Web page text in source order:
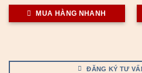
MUA HÀNG NHANH
ĐĂNG KÝ TƯ